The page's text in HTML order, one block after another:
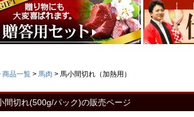
商品一覧 馬肉 馬小間切れ（加熱用）
間切れ(500g/パック)の販売ページ